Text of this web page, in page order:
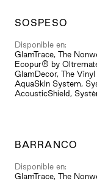
SOSPESO
Disponible en:
GlamTrace, The
Ecopur® by
GlamDecor, The Vinyl
AquaSkin System,
AcousticShield,
BARRANCO
Disponible en:
GlamTrace, The